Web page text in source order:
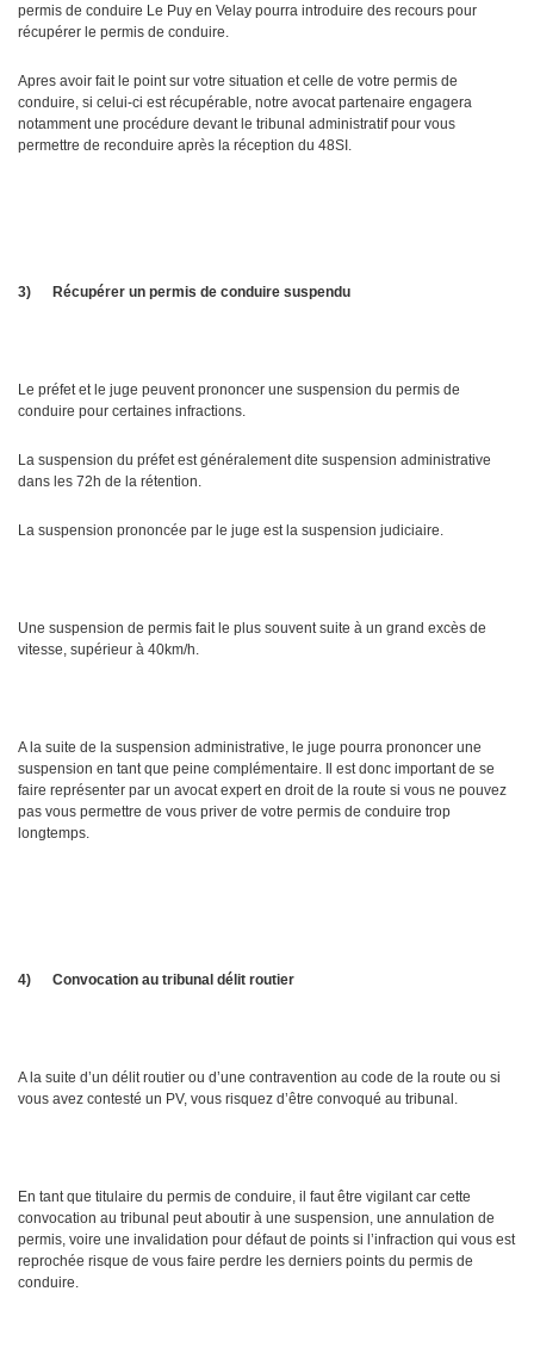
permis de conduire Le Puy en Velay pourra introduire des recours pour
récupérer le permis de conduire.
Apres avoir fait le point sur votre situation et celle de votre permis de
conduire, si celui-ci est récupérable, notre avocat partenaire engagera
notamment une procédure devant le tribunal administratif pour vous
permettre de reconduire après la réception du 48SI.
3) Récupérer un permis de conduire suspendu
Le préfet et le juge peuvent prononcer une suspension du permis de
conduire pour certaines infractions.
La suspension du préfet est généralement dite suspension administrative
dans les 72h de la rétention.
La suspension prononcée par le juge est la suspension judiciaire.
Une suspension de permis fait le plus souvent suite à un grand excès de
vitesse, supérieur à 40km/h.
A la suite de la suspension administrative, le juge pourra prononcer une
suspension en tant que peine complémentaire. Il est donc important de se
faire représenter par un avocat expert en droit de la route si vous ne pouvez
pas vous permettre de vous priver de votre permis de conduire trop
longtemps.
4) Convocation au tribunal délit routier
A la suite d’un délit routier ou d’une contravention au code de la route ou si
vous avez contesté un PV, vous risquez d’être convoqué au tribunal.
En tant que titulaire du permis de conduire, il faut être vigilant car cette
convocation au tribunal peut aboutir à une suspension, une annulation de
permis, voire une invalidation pour défaut de points si l’infraction qui vous est
reprochée risque de vous faire perdre les derniers points du permis de
conduire.